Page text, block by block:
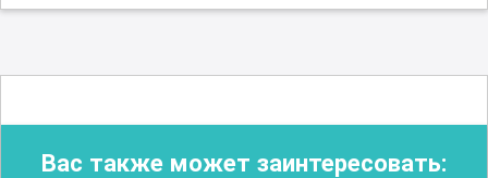
Вас также может заинтересовать: